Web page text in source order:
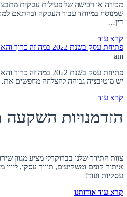
מכירה או רכישה של פעילות עסקית
שמנוסח במיוחד עבור העסקה ובהתאם
דין…
קרא עוד
פתיחת עסק בשנת 2022 במה זה כרוך והאם זה כדאי
am
פתיחת עסק בשנת 2022
יש מוטיבציה גבוהה להצלחה מחפשים
קרא עוד
הזדמנויות השקעה
צוות התיווך שלנו בברוקרלי מציע מגוון
איתור קונים ומשקיעים, תיווך עסקי, ליווי
עסקיות ועוד!
קרא עוד אודותנו